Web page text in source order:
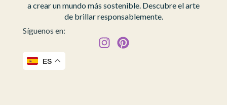
a crear un mundo más sostenible. Descubre el arte
de brillar responsablemente.
Síguenos en:
ES